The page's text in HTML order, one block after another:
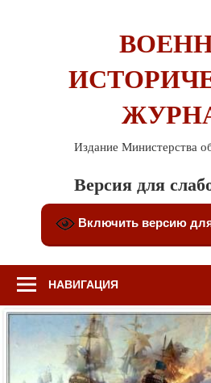
Издание Министерства
Версия для
Включить версию
НАВИГАЦИЯ